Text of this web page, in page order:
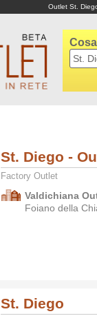
Outlet St.
St. Diego -
Factory Outlet
Valdichiana
Foiano della
St. Diego